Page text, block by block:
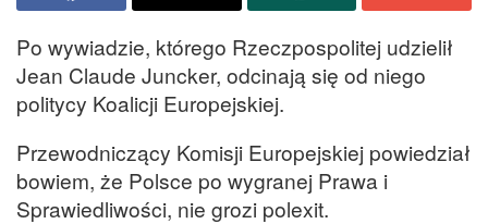
Po wywiadzie, którego Rzeczpospolitej udzielił
Jean Claude Juncker, odcinają się od niego
politycy Koalicji Europejskiej.
Przewodniczący Komisji Europejskiej powiedział
bowiem, że Polsce po wygranej Prawa i
Sprawiedliwości, nie grozi polexit.